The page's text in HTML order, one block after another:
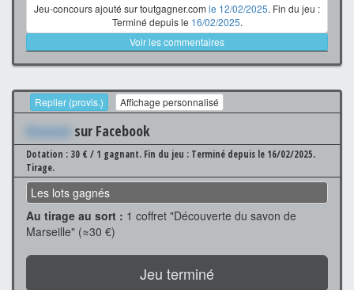
Jeu-concours ajouté sur toutgagner.com le 12/02/2025. Fin du jeu :
Terminé depuis le 16/02/2025.
Voir les commentaires
Replier (provis.) Affichage personnalisé
Xxxxxxx sur Facebook
Dotation : 30 € / 1 gagnant. Fin du jeu : Terminé depuis le 16/02/2025.
Tirage.
Les lots gagnés
Au tirage au sort : 1 coffret "Découverte du savon de
Marseille" (≈30 €)
Jeu terminé